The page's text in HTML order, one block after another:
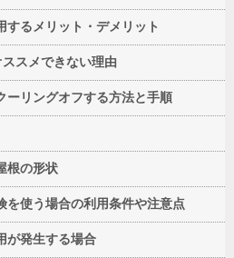
するメリット・デメリット
スメできない理由
ーリングオフする方法と手順
根の形状
を使う場合の利用条件や注意点
が発生する場合